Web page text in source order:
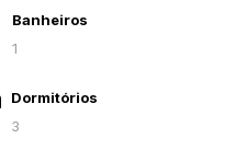
Banheiros
1
Dormitórios
3